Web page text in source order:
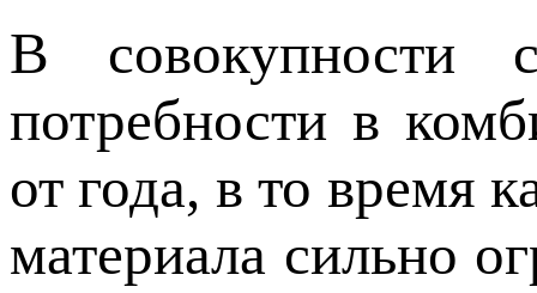
В совокупности
потребности в
от года, в то время
материала сильно